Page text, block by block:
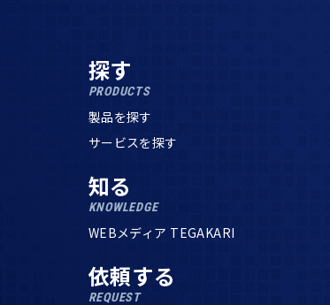
探す
PRODUCTS
製品を探す
サービスを探す
知る
KNOWLEDGE
WEBメディア TEGAKARI
依頼する
REQUEST